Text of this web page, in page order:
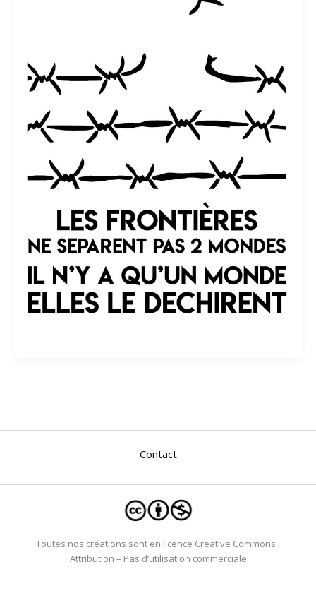
Contact
Toutes nos créations sont en licence Creative Commons :
Attribution – Pas d’utilisation commerciale